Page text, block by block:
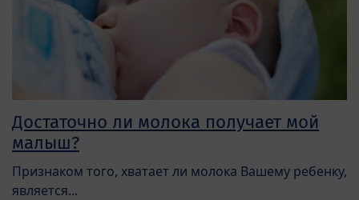
Достаточно ли молока получает мой
малыш?
Признаком того, хватает ли молока Вашему ребенку,
является...